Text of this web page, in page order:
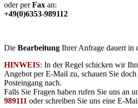
oder perFax an:
+49(0)6353-989112
Die Bearbeitung Ihrer Anfrage dauert in
HINWEIS: In der Regel schicken wir
Angebot per E-Mail zu, schauen Sie
Posteingang nach.
Falls Sie Fragen haben rufen Sie uns an
989111 oder schreiben Sie uns eine E-